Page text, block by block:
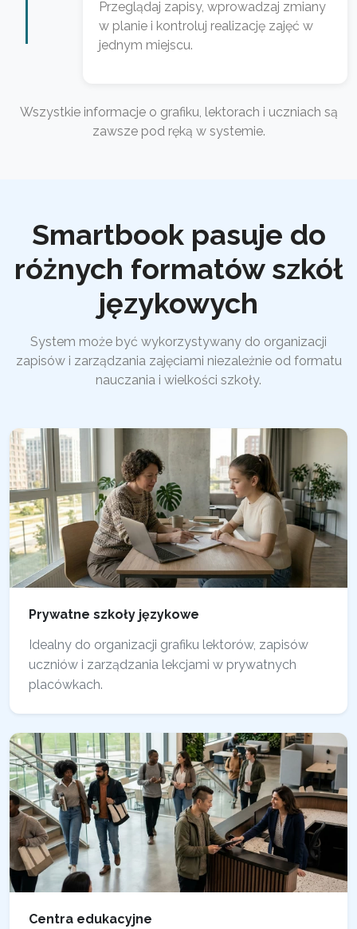
Przeglądaj zapisy, wprowadzaj zmiany
w planie i kontroluj realizację zajęć w
jednym miejscu.
Wszystkie informacje o grafiku, lektorach i uczniach są
zawsze pod ręką w systemie.
Smartbook pasuje do
różnych formatów szkół
językowych
System może być wykorzystywany do organizacji
zapisów i zarządzania zajęciami niezależnie od formatu
nauczania i wielkości szkoły.
Prywatne szkoły językowe
Idealny do organizacji grafiku lektorów, zapisów
uczniów i zarządzania lekcjami w prywatnych
placówkach.
Centra edukacyjne